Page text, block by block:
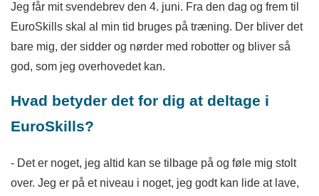
Jeg får mit svendebrev den 4. juni. Fra den dag og frem til
EuroSkills skal al min tid bruges på træning. Der bliver det
bare mig, der sidder og nørder med robotter og bliver så
god, som jeg overhovedet kan.
Hvad betyder det for dig at deltage i
EuroSkills?
- Det er noget, jeg altid kan se tilbage på og føle mig stolt
over. Jeg er på et niveau i noget, jeg godt kan lide at lave,